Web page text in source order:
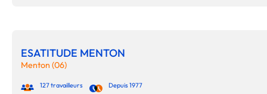
ESATITUDE MENTON
Menton (06)
127 travailleurs Depuis 1977